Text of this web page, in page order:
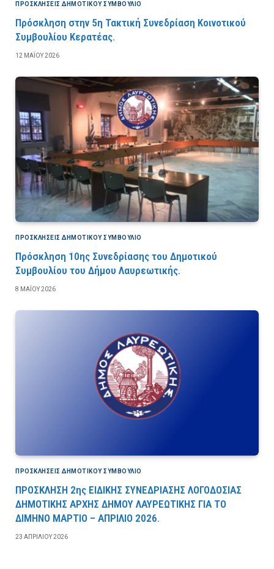
ΠΡΟΣΚΛΉΣΕΙΣ ΔΗΜΟΤΙΚΟΎ ΣΥΜΒΟΎΛΙΟ
Πρόσκληση στην 5η Τακτική Συνεδρίαση Κοινοτικού
Συμβουλίου Κερατέας.
12 ΜΑΪ́ΟΥ 2026
ΠΡΟΣΚΛΉΣΕΙΣ ΔΗΜΟΤΙΚΟΎ ΣΥΜΒΟΎΛΙΟ
Πρόσκληση 10ης Συνεδρίασης του Δημοτικού
Συμβουλίου του Δήμου Λαυρεωτικής.
8 ΜΑΪ́ΟΥ 2026
ΠΡΟΣΚΛΉΣΕΙΣ ΔΗΜΟΤΙΚΟΎ ΣΥΜΒΟΎΛΙΟ
ΠΡΟΣΚΛΗΣΗ 2ης ΕΙΔΙΚΗΣ ΣΥΝΕΔΡΙΑΣΗΣ ΛΟΓΟΔΟΣΙΑΣ
ΔΗΜΟΤΙΚΗΣ ΑΡΧΗΣ ΔΗΜΟΥ ΛΑΥΡΕΩΤΙΚΗΣ ΓΙΑ ΤΟ
ΔΙΜΗΝΟ ΜΑΡΤΙΟ – ΑΠΡΙΛΙΟ 2026.
23 ΑΠΡΙΛΊΟΥ 2026